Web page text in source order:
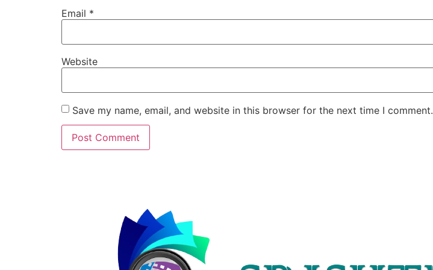
Email *
Website
Save my name, email, and website in this browser for the next time I comment.